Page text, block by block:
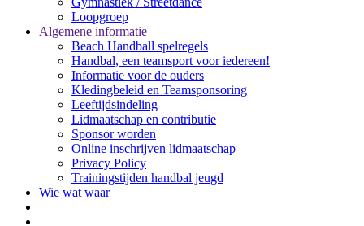
Loopgroep
Algemene informatie
Beach Handball spelregels
Handbal, een teamsport voor iedereen!
Informatie voor de ouders
Kledingbeleid en Teamsponsoring
Leeftijdsindeling
Lidmaatschap en contributie
Sponsor worden
Online inschrijven lidmaatschap
Privacy Policy
Trainingstijden handbal jeugd
Wie wat waar